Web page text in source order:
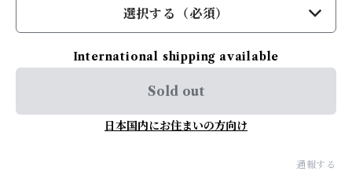
選択する（必須）
International shipping available
Sold out
日本国内にお住まいの方向け
通報する